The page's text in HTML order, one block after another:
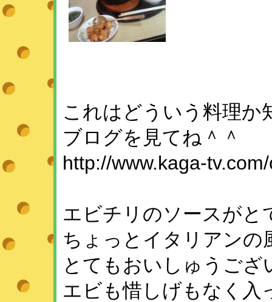
これはどういう料理か
ブログを見てね＾＾
http://www.kaga-
エビチリのソースがと
ちょっとイタリアンの
とてもおいしゅうござ
エビも惜しげもなく入